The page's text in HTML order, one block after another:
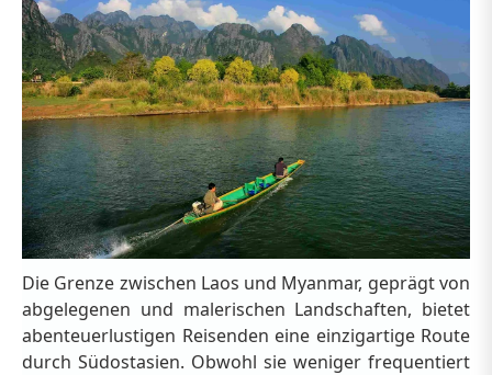
Die Grenze zwischen Laos und Myanmar, geprägt von
abgelegenen und malerischen Landschaften, bietet
abenteuerlustigen Reisenden eine einzigartige Route
durch Südostasien. Obwohl sie weniger frequentiert